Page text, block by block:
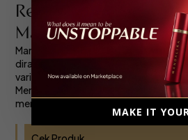
Rekomendasi Parfum
Mandalika
Mandalika memiliki beberapa pilihan
dirancang untuk berbagai karakter
varian beraroma floral dari Mandalika :
Memadukan jasmine, orange blossom
menciptakan kesan elegan sekaligus
MAKE IT